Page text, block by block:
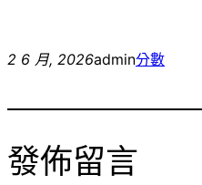
2 6 月, 2026admin分數
發佈留言